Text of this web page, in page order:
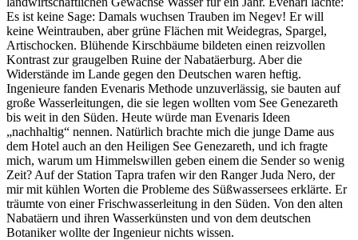
Es ist keine Sage: Damals wuchsen Trauben im Negev! Er will
keine Weintrauben, aber grüne Flächen mit Weidegras, Spargel,
Artischocken. Blühende Kirschbäume bildeten einen reizvollen
Kontrast zur graugelben Ruine der Nabatäerburg. Aber die
Widerstände im Lande gegen den Deutschen waren heftig.
Ingenieure fanden Evenaris Methode unzuverlässig, sie bauten auf
große Wasserleitungen, die sie legen wollten vom See Genezareth
bis weit in den Süden. Heute würde man Evenaris Ideen
nachhaltig
nennen. Natürlich brachte mich die junge Dame aus
dem Hotel auch an den Heiligen See Genezareth, und ich fragte
mich, warum um Himmelswillen geben einem die Sender so wenig
Zeit? Auf der Station Tapra trafen wir den Ranger Juda Nero, der
mir mit kühlen Worten die Probleme des Süßwassersees erklärte. Er
träumte von einer Frischwasserleitung in den Süden. Von den alten
Nabatäern und ihren Wasserkünsten und von dem deutschen
Botaniker wollte der Ingenieur nichts wissen.